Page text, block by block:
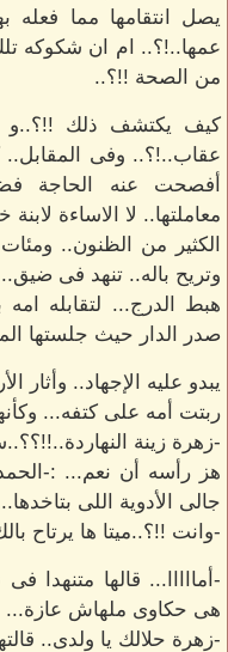
يصل انتقامها مما
عمها..!؟.. ام ان شكوكه
من الصحة !!؟..
كيف يكتشف ذلك !!؟..و
عقاب..!؟.. وفى المقابل..
أفصحت عنه الحاجة
معاملتها.. لا الاساءة
الكثير من الظنون..
وتريح باله.. تنهد فى
هبط الدرج... لتقابله
صدر الدار حيث جلستها
يبدو عليه الإجهاد.. وأثار
ربتت أمه على كتفه...
-زهرة زينة
هز رأسه أن نعم... :-الحمد
جالى الأدوية اللى
-وانت !!؟..ميتا ها يرتاح
-أمااااا... قالها متنهدا
هى حكاوى ملهاش عازة...
-زهرة حلالك يا ولدى..